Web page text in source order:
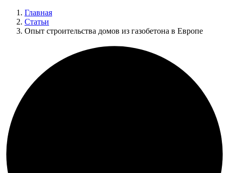
Главная
Статьи
Опыт строительства домов из газобетона в Европе